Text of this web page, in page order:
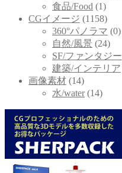
食品/Food (1)
CGイメージ (1158)
360°パノラマ (0)
自然/風景 (24)
SF/ファンタジー
建築/インテリア
画像素材 (14)
水/water (14)